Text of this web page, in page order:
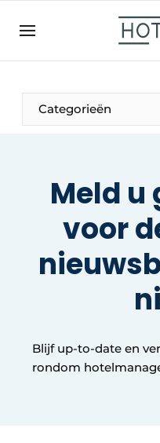
EN
NL
EN
FR
Categorieën
De Pen
Internationaal
Projecten
Housekeeping
Meld u
voor
Blijf up-to-date en
rondom